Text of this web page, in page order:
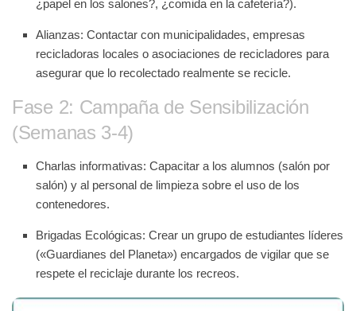
¿papel en los salones?, ¿comida en la cafetería?).
Alianzas: Contactar con municipalidades, empresas
recicladoras locales o asociaciones de recicladores para
asegurar que lo recolectado realmente se recicle.
Fase 2: Campaña de Sensibilización
(Semanas 3-4)
Charlas informativas: Capacitar a los alumnos (salón por
salón) y al personal de limpieza sobre el uso de los
contenedores.
Brigadas Ecológicas: Crear un grupo de estudiantes líderes
(«Guardianes del Planeta») encargados de vigilar que se
respete el reciclaje durante los recreos.